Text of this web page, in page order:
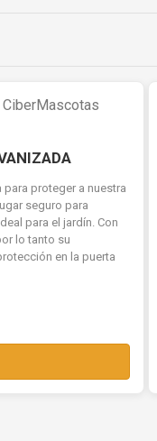
para proteger a nuestra
seguro para
para el jardín. Con
lo tanto su
en la puerta